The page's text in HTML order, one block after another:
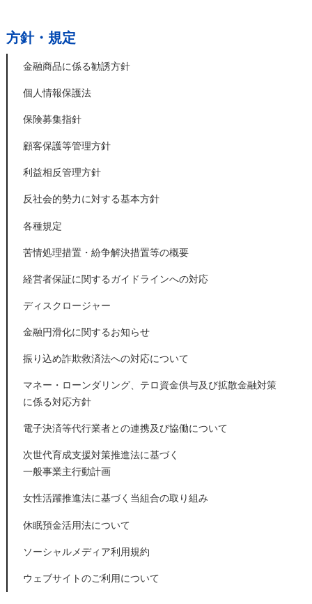
方針・規定
金融商品に係る勧誘方針
個人情報保護法
保険募集指針
顧客保護等管理方針
利益相反管理方針
反社会的勢力に対する基本方針
各種規定
苦情処理措置・紛争解決措置等の概要
経営者保証に関するガイドラインへの対応
ディスクロージャー
金融円滑化に関するお知らせ
振り込め詐欺救済法への対応について
マネー・ローンダリング、テロ資金供与及び拡散金融対策
に係る対応方針
電子決済等代行業者との連携及び協働について
次世代育成支援対策推進法に基づく
一般事業主行動計画
女性活躍推進法に基づく当組合の取り組み
休眠預金活用法について
ソーシャルメディア利用規約
ウェブサイトのご利用について